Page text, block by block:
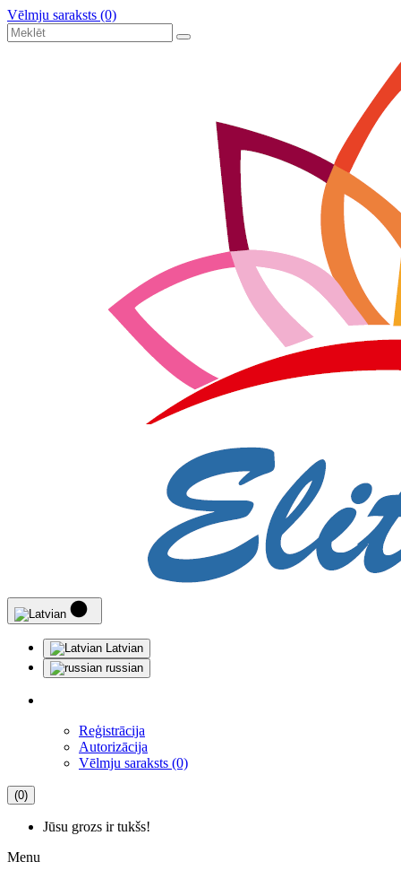
Vēlmju saraksts (0)
Latvian
russian
Reģistrācija
Autorizācija
Vēlmju saraksts (0)
(0)
Jūsu grozs ir tukšs!
Menu